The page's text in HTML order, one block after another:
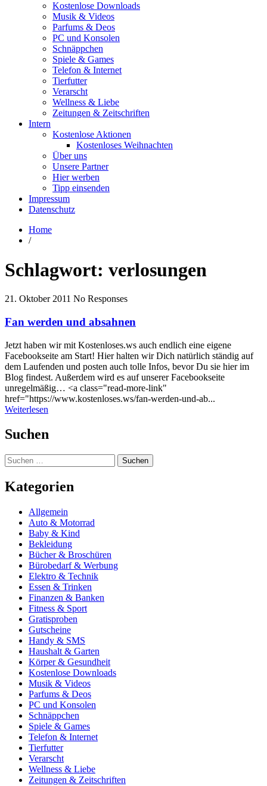
Kostenlose Downloads
Musik & Videos
Parfums & Deos
PC und Konsolen
Schnäppchen
Spiele & Games
Telefon & Internet
Tierfutter
Verarscht
Wellness & Liebe
Zeitungen & Zeitschriften
Intern
Kostenlose Aktionen
Kostenloses Weihnachten
Über uns
Unsere Partner
Hier werben
Tipp einsenden
Impressum
Datenschutz
Home
/
Schlagwort: verlosungen
21. Oktober 2011 No Responses
Fan werden und absahnen
Jetzt haben wir mit Kostenloses.ws auch endlich eine eigene
Facebookseite am Start! Hier halten wir Dich natürlich ständig auf
dem Laufenden und posten auch tolle Infos, bevor Du sie hier im
Blog findest. Außerdem wird es auf unserer Facebookseite
unregelmäßig… <a class="read-more-link"
href="https://www.kostenloses.ws/fan-werden-und-ab...
Weiterlesen
Suchen
Suchen
nach:
Kategorien
Allgemein
Auto & Motorrad
Baby & Kind
Bekleidung
Bücher & Broschüren
Bürobedarf & Werbung
Elektro & Technik
Essen & Trinken
Finanzen & Banken
Fitness & Sport
Gratisproben
Gutscheine
Handy & SMS
Haushalt & Garten
Körper & Gesundheit
Kostenlose Downloads
Musik & Videos
Parfums & Deos
PC und Konsolen
Schnäppchen
Spiele & Games
Telefon & Internet
Tierfutter
Verarscht
Wellness & Liebe
Zeitungen & Zeitschriften